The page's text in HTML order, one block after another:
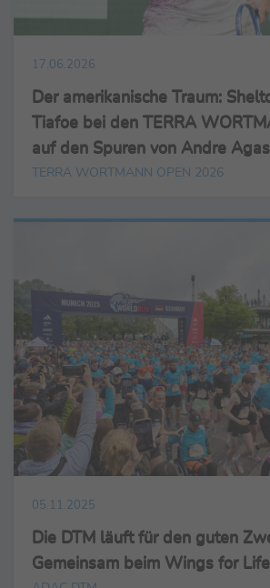
17.06.2026
Der amerikanische Traum:
Tiafoe bei den TERRA
auf den Spuren von Andre
Connors
TERRA WORTMANN OPEN 2026
05.11.2025
Die DTM läuft für den guten
Gemeinsam beim Wings for